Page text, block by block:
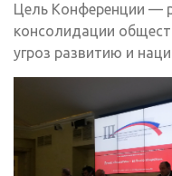
Цель Конференции —
консолидации
угроз развитию и